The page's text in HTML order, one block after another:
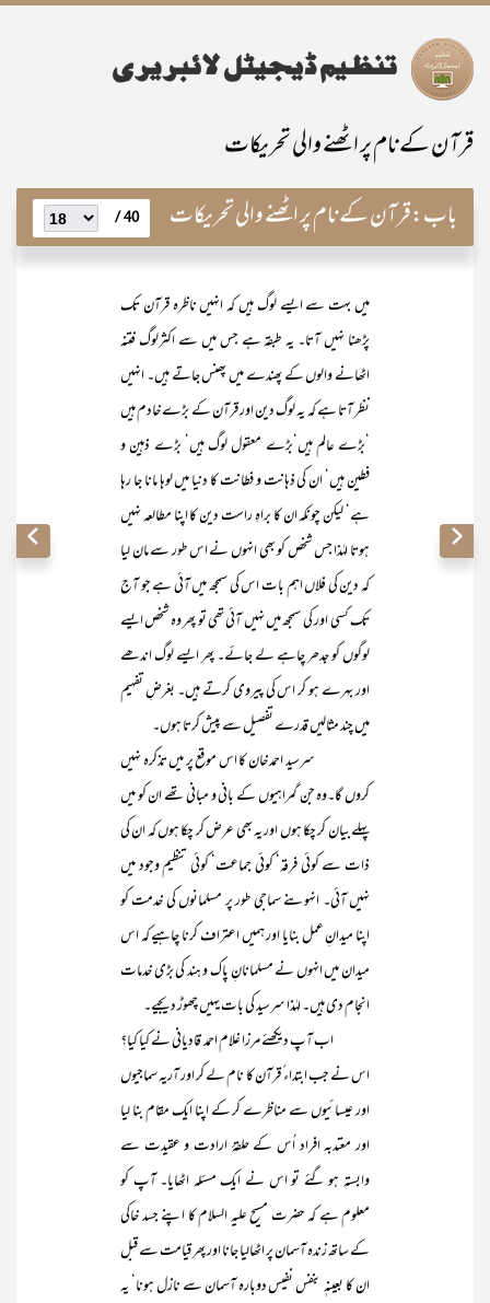
قرآ ن کے نام پر اٹھنے والی تحریکات
باب:قرآن کے نام پر اٹھنے والی تحریکات 40 /
میں بہت سے ایسے لوگ ہیں کہ انہیں ناظرہ قرآن تک
پڑھنا نہیں آتا۔ یہ طبقہ ہے جس میں سے اکثرلوگ فتنہ
اٹھانے والوں کے پھندے میں پھنس جاتے ہیں۔ انہیں
نظر آتا ہے کہ یہ لوگ دین اور قرآن کے بڑے خادم ہیں
‘بڑے عالم ہیں‘بڑے معقول لوگ ہیں‘ بڑے ذہین و
فطین ہیں‘ ان کی ذہانت و فطانت کا دنیا میں لوہا مانا جا رہا
ہے‘ لیکن چونکہ ان کا براہِ راست دین کا اپنا مطالعہ نہیں
ہوتا لہٰذا جس شخص کو بھی انہوں نے اس طور سے مان لیا
کہ دین کی فلاں اہم بات اس کی سمجھ میں آئی ہے جو آج
تک کسی اور کی سمجھ میں نہیں آئی تھی تو پھر وہ شخص ایسے
لوگوں کو جدھر چاہے لے جائے۔ پھر ایسے لوگ اندھے
اور بہرے ہو کر اس کی پیروی کرتے ہیں۔ بغرضِ تفہیم
میں چند مثالیں قدرے تفصیل سے پیش کرتا ہوں۔
سرسید احمد خان کا اس موقع پر میں تذکرہ نہیں
کروں گا۔وہ جن گمراہیوں کے بانی و مبانی تھے ان کو میں
پہلے بیان کر چکا ہوں اور یہ بھی عرض کر چکا ہوں کہ ان کی
ذات سے کوئی فرقہ‘ کوئی جماعت‘ کوئی تنظیم وجود میں
نہیں آئی۔ انہوںنے سماجی طور پر مسلمانوں کی خدمت کو
اپنا میدانِ عمل بنایا اور ہمیں اعتراف کرنا چاہیے کہ اس
میدان میں انہوں نے مسلمانانِ پاک و ہند کی بڑی خدمات
انجام دی ہیں۔ لہٰذا سرسید کی بات یہیں چھوڑ دیجیے۔
اب آپ دیکھئے مرزا غلام احمد قادیانی نے کیا کیا؟
اس نے جب ابتداء ً قرآن کا نام لے کر اور آریہ سماجیوں
اور عیسائیوں سے مناظرے کر کے اپنا ایک مقام بنا لیا
اور معتدبہ افراد اُس کے حلقۂ ارادت و عقیدت سے
وابستہ ہو گئے تو اس نے ایک مسئلہ اٹھایا۔ آپ کو
معلوم ہے کہ حضرت مسیح علیہ السلام کا اپنے جسد خاکی
کے ساتھ زندہ آسمان پر اٹھالیا جانا اور پھر قیامت سے قبل
ان کا بعینہٖ بنفس نفیس دوبارہ آسمان سے نازل ہونا‘ یہ